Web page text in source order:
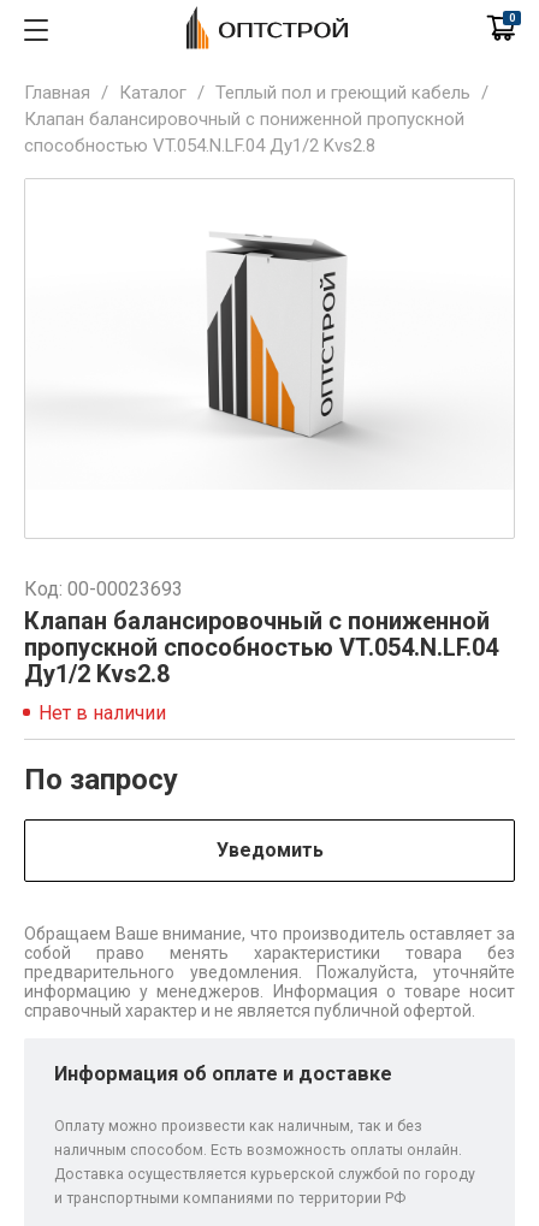
0
Главная / Каталог / Теплый пол и греющий кабель /
Клапан балансировочный c пониженной пропускной
способностью VT.054.N.LF.04 Ду1/2 Kvs2.8
Код: 00-00023693
Клапан балансировочный c пониженной
пропускной способностью VT.054.N.LF.04
Ду1/2 Kvs2.8
Нет в наличии
По запросу
Уведомить
Обращаем Ваше внимание, что производитель оставляет за
собой право менять характеристики товара без
предварительного уведомления. Пожалуйста, уточняйте
информацию у менеджеров. Информация о товаре носит
справочный характер и не является публичной офертой.
Информация об оплате и доставке
Оплату можно произвести как наличным, так и без
наличным способом. Есть возможность оплаты онлайн.
Доставка осуществляется курьерской службой по городу
и транспортными компаниями по территории РФ